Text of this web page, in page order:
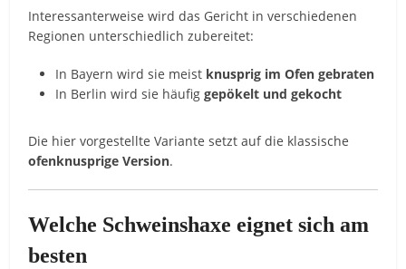
Interessanterweise wird das Gericht in verschiedenen
Regionen unterschiedlich zubereitet:
In Bayern wird sie meist knusprig im Ofen gebraten
In Berlin wird sie häufiggepökelt und gekocht
Die hier vorgestellte Variante setzt auf die klassische
ofenknusprige Version.
Welche Schweinshaxe eignet sich am
besten